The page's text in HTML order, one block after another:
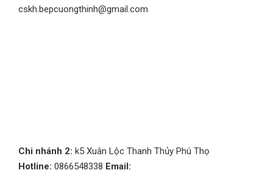
cskh.bepcuongthinh@gmail.com
Chi nhánh 2: k5 Xuân Lộc Thanh Thủy Phú Thọ
Hotline: 0866548338 Email: